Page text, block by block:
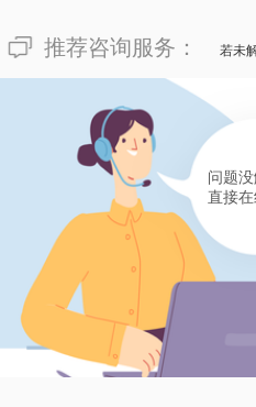
所不类似。
省郫都迈菲
会摘取出色
有帮助(
推荐咨询服务： 若未
问题
直接